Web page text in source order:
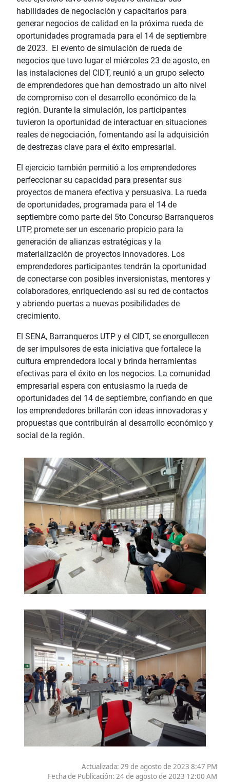
habilidades de negociación y capacitarlos para
generar negocios de calidad en la próxima rueda de
oportunidades programada para el 14 de septiembre
de 2023. El evento de simulación de rueda de
negocios que tuvo lugar el miércoles 23 de agosto, en
las instalaciones del CIDT, reunió a un grupo selecto
de emprendedores que han demostrado un alto nivel
de compromiso con el desarrollo económico de la
región. Durante la simulación, los participantes
tuvieron la oportunidad de interactuar en situaciones
reales de negociación, fomentando así la adquisición
de destrezas clave para el éxito empresarial.
El ejercicio también permitió a los emprendedores
perfeccionar su capacidad para presentar sus
proyectos de manera efectiva y persuasiva. La rueda
de oportunidades, programada para el 14 de
septiembre como parte del 5to Concurso Barranqueros
UTP, promete ser un escenario propicio para la
generación de alianzas estratégicas y la
materialización de proyectos innovadores. Los
emprendedores participantes tendrán la oportunidad
de conectarse con posibles inversionistas, mentores y
colaboradores, enriqueciendo así su red de contactos
y abriendo puertas a nuevas posibilidades de
crecimiento.
El SENA, Barranqueros UTP y el CIDT, se enorgullecen
de ser impulsores de esta iniciativa que fortalece la
cultura emprendedora local y brinda herramientas
efectivas para el éxito en los negocios. La comunidad
empresarial espera con entusiasmo la rueda de
oportunidades del 14 de septiembre, confiando en que
los emprendedores brillarán con ideas innovadoras y
propuestas que contribuirán al desarrollo económico y
social de la región.
Actualizada: 29 de agosto de 2023 8:47 PM
Fecha de Publicación: 24 de agosto de 2023 12:00 AM